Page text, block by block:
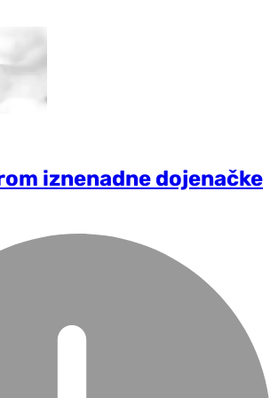
iznenadne dojenačke